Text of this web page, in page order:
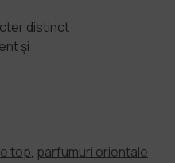
distinct
și
top, parfumuri orientale